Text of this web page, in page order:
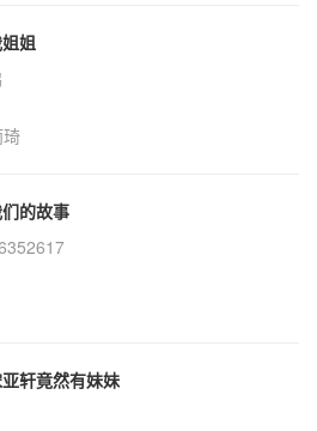
姐
的故事
轩竟然有妹妹